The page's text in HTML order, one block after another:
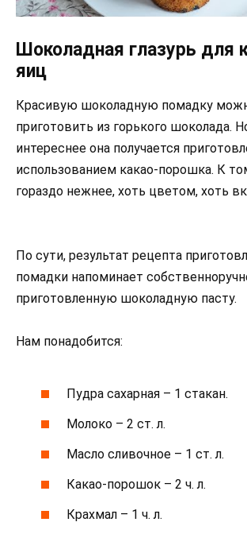
Шоколадная глазурь для
яиц
Красивую шоколадную помадку
приготовить из горького шоколада.
интереснее она получается
использованием какао-порошка. К
гораздо нежнее, хоть цветом, хоть
По сути, результат рецепта
помадки напоминает
приготовленную шоколадную пасту.
Нам понадобится:
Пудра сахарная – 1 стакан.
Молоко – 2 ст. л.
Масло сливочное – 1 ст. л.
Какао-порошок – 2 ч. л.
Крахмал – 1 ч. л.